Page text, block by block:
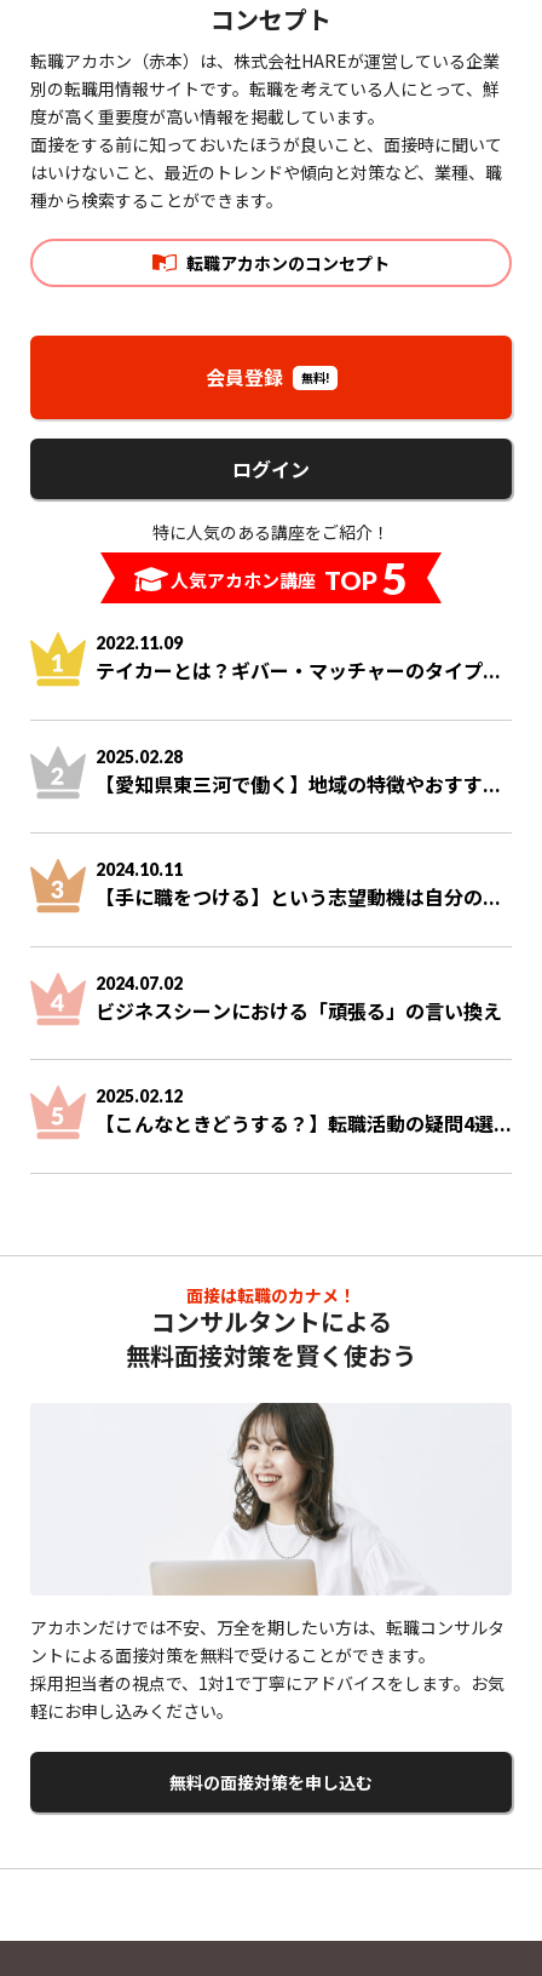
コンセプト
転職アカホン（赤本）は、株式会社HAREが運営している企業
別の転職用情報サイトです。転職を考えている人にとって、鮮
度が高く重要度が高い情報を掲載しています。
面接をする前に知っておいたほうが良いこと、面接時に聞いて
はいけないこと、最近のトレンドや傾向と対策など、業種、職
種から検索することができます。
転職アカホンのコンセプト
会員登録 無料!
ログイン
特に人気のある講座をご紹介！
人気アカホン講座 TOP5
2022.11.09
テイカーとは？ギバー・マッチャーのタイプ...
2025.02.28
【愛知県東三河で働く】地域の特徴やおすす...
2024.10.11
【手に職をつける】という志望動機は自分の...
2024.07.02
ビジネスシーンにおける「頑張る」の言い換え
2025.02.12
【こんなときどうする？】転職活動の疑問4選...
面接は転職のカナメ！
コンサルタントによる
無料面接対策を賢く使おう
アカホンだけでは不安、万全を期したい方は、転職コンサルタ
ントによる面接対策を無料で受けることができます。
採用担当者の視点で、1対1で丁寧にアドバイスをします。お気
軽にお申し込みください。
無料の面接対策を申し込む